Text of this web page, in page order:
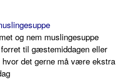
og nem muslingesuppe
til gæstemiddagen eller
hvor det gerne må være ekstra